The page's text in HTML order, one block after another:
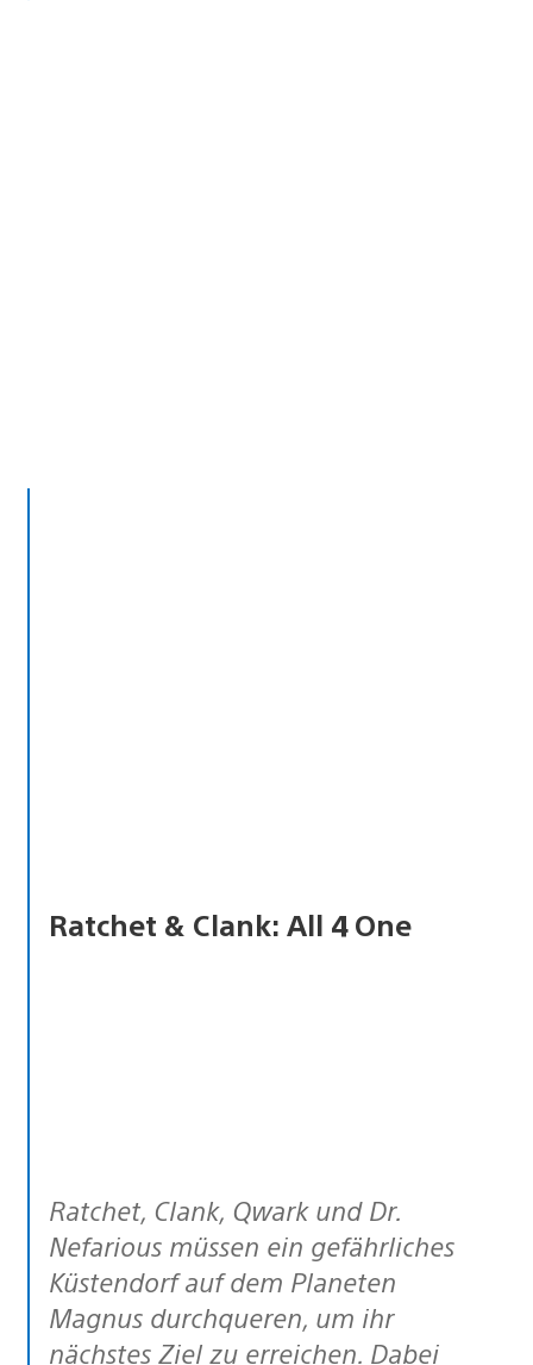
Ratchet & Clank: All 4 One
Ratchet, Clank, Qwark und Dr.
Nefarious müssen ein gefährliches
Küstendorf auf dem Planeten
Magnus durchqueren, um ihr
nächstes Ziel zu erreichen. Dabei